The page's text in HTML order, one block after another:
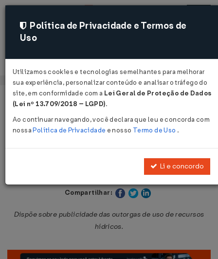
Acessar
Página Inicial Legislações
Lei Nº 16096 DE 27/07/2016
Publicado no DOE - CE em 29 jul 2016
Compartilhar:
Dispõe sobre publicidade das outorgas de uso de recursos
hídricos.
Política de Privacidade e Termos de
Uso
Utilizamos cookies e tecnologias semelhantes para melhorar
sua experiência, personalizar conteúdo e analisar o tráfego do
site, em conformidade com a Lei Geral de Proteção de Dados
(Lei nº 13.709/2018 – LGPD).
Ao continuar navegando, você declara que leu e concorda com
nossaPolítica de Privacidade e nosso Termo de Uso .
Li e concordo